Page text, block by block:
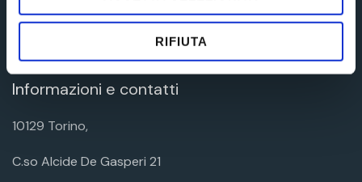
RIFIUTA
News
Informazioni e contatti
10129 Torino,
C.so Alcide De Gasperi 21